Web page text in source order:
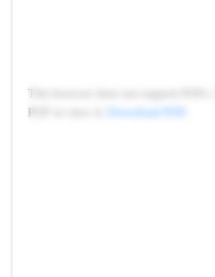
This browser does not support PDFs.
PDF to view it:
Download PDF